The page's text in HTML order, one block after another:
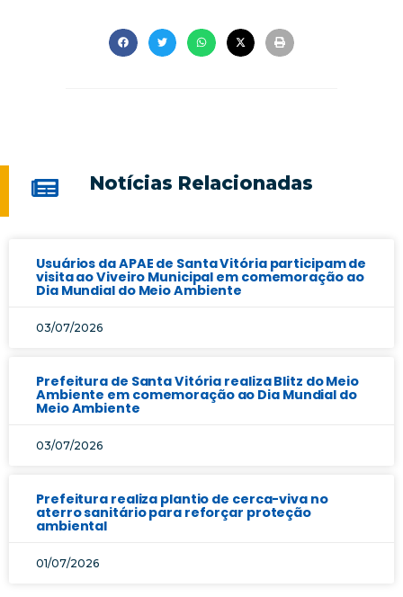
Notícias Relacionadas
Usuários da APAE de Santa Vitória participam de
visita ao Viveiro Municipal em comemoração ao
Dia Mundial do Meio Ambiente
03/07/2026
Prefeitura de Santa Vitória realiza Blitz do Meio
Ambiente em comemoração ao Dia Mundial do
Meio Ambiente
03/07/2026
Prefeitura realiza plantio de cerca-viva no
aterro sanitário para reforçar proteção
ambiental
01/07/2026